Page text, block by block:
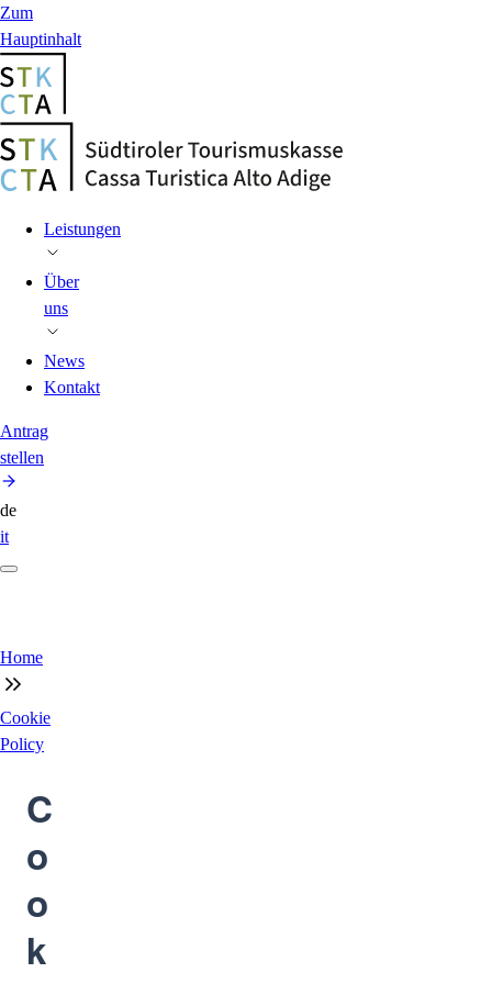
Zum
Hauptinhalt
Leistungen
Über
uns
News
Kontakt
Antrag
stellen
de
it
Home
Cookie
Policy
C
o
o
k